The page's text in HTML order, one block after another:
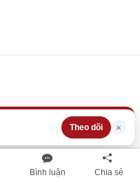
Bình luận Chia sẻ
Theo dõi ×